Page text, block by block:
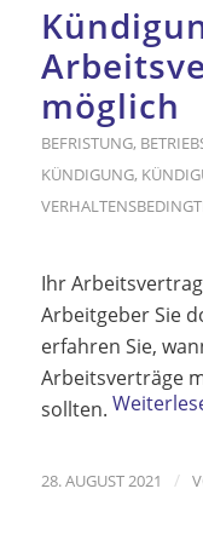
möglich
BEFRISTUNG,
KÜNDIGUNG,
Ihr
Arbeitgeber Sie
erfahren Sie,
Arbeitsverträge
sollten.
28. AUGUST 2021 /